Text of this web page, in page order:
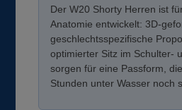
Der W20 Shorty Herren ist
Anatomie entwickelt: 3D-
geschlechtsspezifische
optimierter Sitz im Schulter-
sorgen für eine Passform,
Stunden unter Wasser noch